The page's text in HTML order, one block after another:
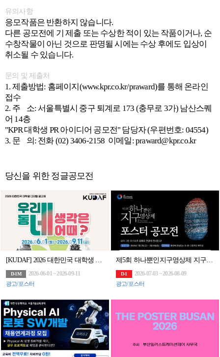
유의사항
응모작품은 반환하지 않습니다.
다른 공모전에 기 제출 또는 수상한 적이 있는 작품이거나, 순
수창작물이 아닌 것으로 판명될 시에는 수상 후에도 입상이
취소될 수 있습니다.
문의 및 제출처
1. 제출방법: 홈페이지(www.kpr.co.kr/praward)를 통해 온라인
접수
2. 주 소: 서울특별시 중구 퇴계로 173 (충무로 3가) 남산스퀘
어 14층
"KPR 대학생 PR 아이디어 공모전" 담당자 (우편번호: 04554)
3. 문 의: 전화 (02) 3406-2158 이메일: praward@kpr.co.kr
당신을 위한 정글공모전
[KUDAF] 2026 대한민국 대학생 디지털 광고제
D-1M
2026-06-01 ~ 2026-09-11
광고/포스터
제5회 하나뿐인지구영상제 지구 환경 포스터 공모전
D-1
2026-07-03 ~ 2026-08-09
광고/포스터